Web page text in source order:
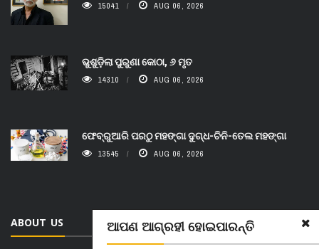
ଆପଣ ଆଗ୍ରହୀ ହୋଇପାରନ୍ତି
15041 AUG 06, 2026
ଭୁଶୁଡ଼ିଲା ପୁରୁଣା କୋଠା, ୬ ମୃତ
14310 AUG 06, 2026
ଫେବ୍ରୁଆରି ପରଠୁ ମହଙ୍ଗା ଦୁଗ୍ଧ-ଚିନି-ତେଲ ମହଙ୍ଗା
13545 AUG 06, 2026
ABOUT US